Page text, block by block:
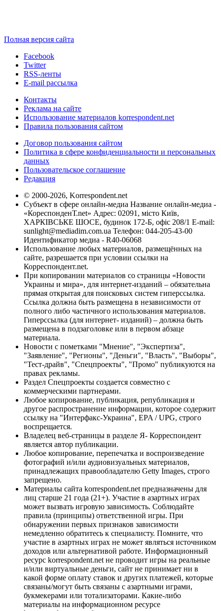
Полная версия сайта
Facebook
Twitter
RSS-ленты
E-mail рассылка
Контакты
Реклама на сайте
Использование материалов korrespondent.net
Правила пользования сайтом
Договор пользования сайтом
Политика в сфере конфиденциальности и персональных
данных
Пользовательское соглашение
Редакция
© 2000-2026, Korrespondent.net
Субъект в сфере онлайн-медиа Название онлайн-медиа -
«КореспонденТ.net» Адрес: 02091, місто Київ,
ХАРКІВСЬКЕ ШОСЕ, будинок 172-Б, офіс 208/1 E-mail:
sunlight@mediadim.com.ua Телефон: 044-205-43-00
Идентификатор медиа - R40-06068
Использование любых материалов, размещённых на
сайте, разрешается при условии ссылки на
Корреспондент.net.
При копировании материалов со страницы «Новости
Украины и мира», для интернет-изданий – обязательна
прямая открытая для поисковых систем гиперссылка.
Ссылка должна быть размещена в независимости от
полного либо частичного использования материалов.
Гиперссылка (для интернет- изданий) – должна быть
размещена в подзаголовке или в первом абзаце
материала.
Новости с пометками "Мнение", "Экспертиза",
"Заявление", "Регионы", "Деньги", "Власть", "Выборы",
"Тест-драйв", "Спецпроекты", "Промо" публикуются на
правах рекламы.
Раздел Спецпроекты создается совместно с
коммерческими партнерами.
Любое копирование, публикация, републикация и
другое распространение информации, которое содержит
ссылку на "Интерфакс-Украина", EPA / UPG, строго
воспрещается.
Владелец веб-страницы в разделе Я- Корреспондент
является автор публикации.
Любое копирование, перепечатка и воспроизведение
фотографий и/или аудиовизуальных материалов,
принадлежащих правообладателю Getty Images, строго
запрещено.
Материалы сайта korrespondent.net предназначены для
лиц старше 21 года (21+). Участие в азартных играх
может вызвать игровую зависимость. Соблюдайте
правила (принципы) ответственной игры. При
обнаружении первых признаков зависимости
немедленно обратитесь к специалисту. Помните, что
участие в азартных играх не может являться источником
доходов или альтернативой работе. Информационный
ресурс korrespondent.net не проводит игры на реальные
и/или виртуальные деньги, сайт не принимает ни в
какой форме оплату ставок и других платежей, которые
связаны/могут быть связаны с азартными играми,
букмекерами или тотализаторами. Какие-либо
материалы на информационном ресурсе